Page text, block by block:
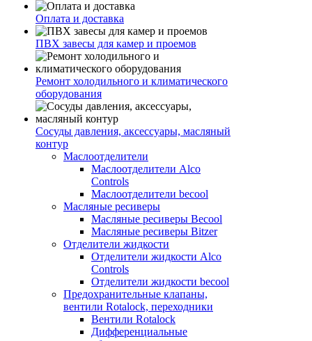
Оплата и доставка
ПВХ завесы для камер и проемов
Ремонт холодильного и климатического
оборудования
Сосуды давления, аксессуары, масляный
контур
Маслоотделители
Маслоотделители Alco
Controls
Маслоотделители becool
Масляные ресиверы
Масляные ресиверы Becool
Масляные ресиверы Bitzer
Отделители жидкости
Отделители жидкости Alco
Controls
Отделители жидкости becool
Предохранительные клапаны,
вентили Rotalock, переходники
Вентили Rotalock
Дифференциальные